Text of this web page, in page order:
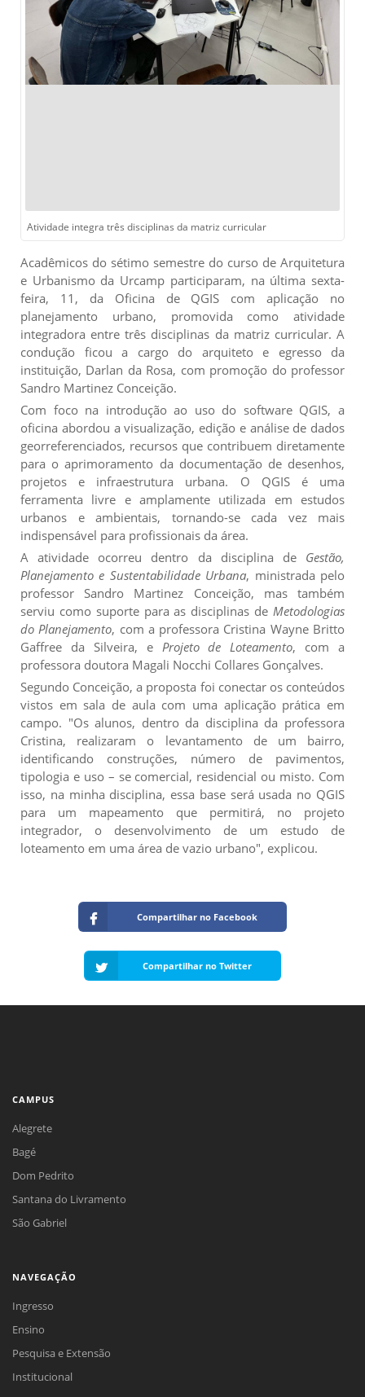
Atividade integra três disciplinas da matriz curricular
Acadêmicos do sétimo semestre do curso de Arquitetura
e Urbanismo da Urcamp participaram, na última sexta-
feira, 11, da Oficina de QGIS com aplicação no
planejamento urbano, promovida como atividade
integradora entre três disciplinas da matriz curricular. A
condução ficou a cargo do arquiteto e egresso da
instituição, Darlan da Rosa, com promoção do professor
Sandro Martinez Conceição.
Com foco na introdução ao uso do software QGIS, a
oficina abordou a visualização, edição e análise de dados
georreferenciados, recursos que contribuem diretamente
para o aprimoramento da documentação de desenhos,
projetos e infraestrutura urbana. O QGIS é uma
ferramenta livre e amplamente utilizada em estudos
urbanos e ambientais, tornando-se cada vez mais
indispensável para profissionais da área.
A atividade ocorreu dentro da disciplina de Gestão,
Planejamento e Sustentabilidade Urbana, ministrada pelo
professor Sandro Martinez Conceição, mas também
serviu como suporte para as disciplinas de Metodologias
do Planejamento, com a professora Cristina Wayne Britto
Gaffree da Silveira, e Projeto de Loteamento, com a
professora doutora Magali Nocchi Collares Gonçalves.
Segundo Conceição, a proposta foi conectar os conteúdos
vistos em sala de aula com uma aplicação prática em
campo. "Os alunos, dentro da disciplina da professora
Cristina, realizaram o levantamento de um bairro,
identificando construções, número de pavimentos,
tipologia e uso – se comercial, residencial ou misto. Com
isso, na minha disciplina, essa base será usada no QGIS
para um mapeamento que permitirá, no projeto
integrador, o desenvolvimento de um estudo de
loteamento em uma área de vazio urbano", explicou.
Compartilhar no Facebook
Compartilhar no Twitter
CAMPUS
Alegrete
Bagé
Dom Pedrito
Santana do Livramento
São Gabriel
NAVEGAÇÃO
Ingresso
Ensino
Pesquisa e Extensão
Institucional